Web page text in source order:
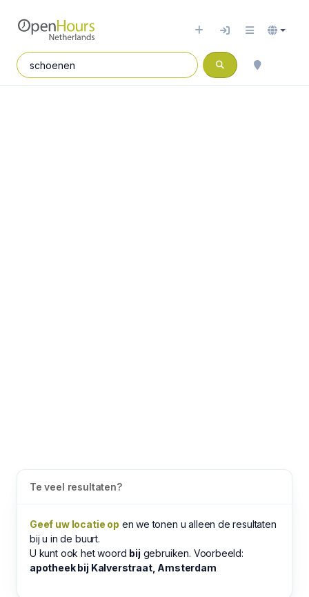
Te veel resultaten?
Geef uw locatie op en we tonen u alleen de resultaten
bij u in de buurt.
U kunt ook het woord bij gebruiken. Voorbeeld:
apotheek bij Kalverstraat, Amsterdam